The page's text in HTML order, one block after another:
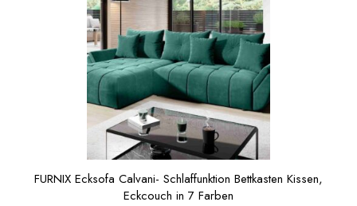
FURNIX Ecksofa Calvani- Schlaffunktion Bettkasten Kissen,
Eckcouch in 7 Farben